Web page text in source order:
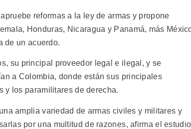
reformas a la ley de armas y propone
Honduras, Nicaragua y Panamá, más
de un acuerdo.
su principal proveedor legal e ilegal, y se
a Colombia, donde están sus principales
y los paramilitares de derecha.
amplia variedad de armas civiles y militares y
por una multitud de razones, afirma el estudio